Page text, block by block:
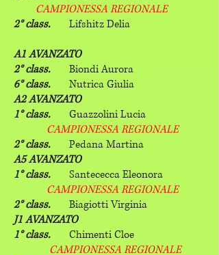
CAMPIONESSA REGIONALE
2° class.
Lifshitz Delia
A1 AVANZATO
2° class.Biondi Aurora
6° class.
Nutrica Giulia
A2 AVANZATO
1° class.Guazzolini Lucia
CAMPIONESSA REGIONALE
2° class.
Pedana Martina
A5 AVANZATO
1° class.Santececca Eleonora
CAMPIONESSA REGIONALE
2° class.
Biagiotti Virginia
J1 AVANZATO
1° class.Chimenti Cloe
CAMPIONESSA REGIONALE